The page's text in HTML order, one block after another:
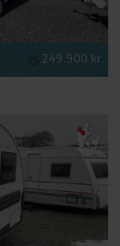
249.900 kr.